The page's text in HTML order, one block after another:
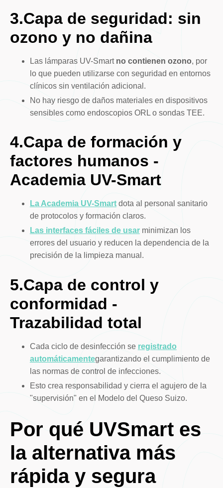
3.Capa de seguridad: sin
ozono y no dañina
Las lámparas UV-Smart no contienen ozono, por
lo que pueden utilizarse con seguridad en entornos
clínicos sin ventilación adicional.
No hay riesgo de daños materiales en dispositivos
sensibles como endoscopios ORL o sondas TEE.
4.Capa de formación y
factores humanos -
Academia UV-Smart
La Academia UV-Smartdota al personal sanitario
de protocolos y formación claros.
Las interfaces fáciles de usarminimizan los
errores del usuario y reducen la dependencia de la
precisión de la limpieza manual.
5.Capa de control y
conformidad -
Trazabilidad total
Cada ciclo de desinfección se registrado
automáticamentegarantizando el cumplimiento de
las normas de control de infecciones.
Esto crea responsabilidad y cierra el agujero de la
"supervisión" en el Modelo del Queso Suizo.
Por qué UVSmart es
la alternativa más
rápida y segura